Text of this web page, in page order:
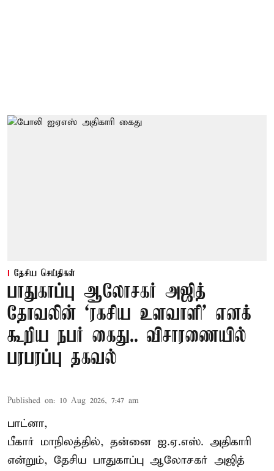
தேசிய செய்திகள்
பாதுகாப்பு ஆலோசகர் அஜித்
தோவலின் ‘ரகசிய உளவாளி’ எனக்
கூறிய நபர் கைது.. விசாரணையில்
பரபரப்பு தகவல்
Published on: 10 Aug 2026, 7:47 am
பாட்னா,
பீகார் மாநிலத்தில், தன்னை ஐ.ஏ.எஸ். அதிகாரி
என்றும், தேசிய பாதுகாப்பு ஆலோசகர் அஜித்